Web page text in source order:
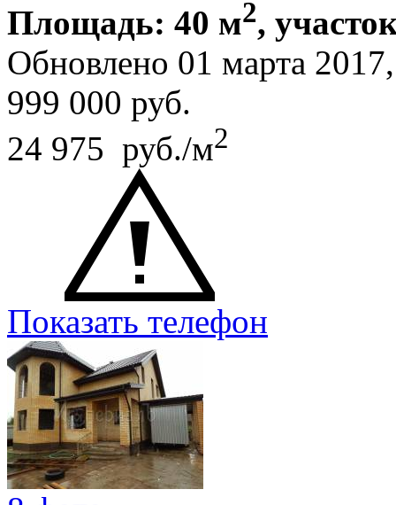
Площадь: 40 м2,
Обновлено 01 марта
999 000 руб.
24 975 руб./м2
Показать телефон